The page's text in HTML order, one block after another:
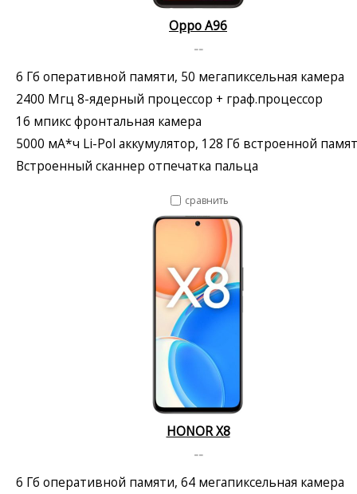
Oppo A96
--
6 Гб оперативной памяти, 50 мегапиксельная камера
2400 Мгц 8-ядерный процессор + граф.процессор
16 мпикс фронтальная камера
5000 мА*ч Li-Pol аккумулятор, 128 Гб встроенной
Встроенный сканнер отпечатка пальца
сравнить
HONOR X8
--
6 Гб оперативной памяти, 64 мегапиксельная камера